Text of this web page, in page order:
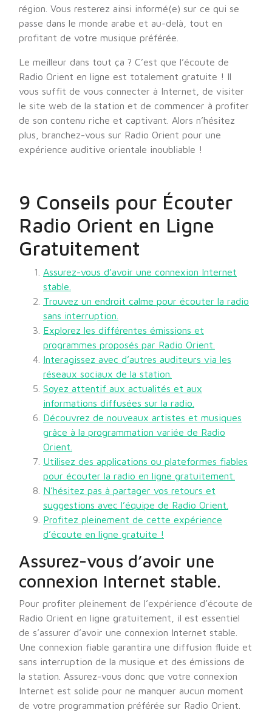
région. Vous resterez ainsi informé(e) sur ce qui se
passe dans le monde arabe et au-delà, tout en
profitant de votre musique préférée.
Le meilleur dans tout ça ? C’est que l’écoute de
Radio Orient en ligne est totalement gratuite ! Il
vous suffit de vous connecter à Internet, de visiter
le site web de la station et de commencer à profiter
de son contenu riche et captivant. Alors n’hésitez
plus, branchez-vous sur Radio Orient pour une
expérience auditive orientale inoubliable !
9 Conseils pour Écouter
Radio Orient en Ligne
Gratuitement
Assurez-vous d’avoir une connexion Internet
stable.
Trouvez un endroit calme pour écouter la radio
sans interruption.
Explorez les différentes émissions et
programmes proposés par Radio Orient.
Interagissez avec d’autres auditeurs via les
réseaux sociaux de la station.
Soyez attentif aux actualités et aux
informations diffusées sur la radio.
Découvrez de nouveaux artistes et musiques
grâce à la programmation variée de Radio
Orient.
Utilisez des applications ou plateformes fiables
pour écouter la radio en ligne gratuitement.
N’hésitez pas à partager vos retours et
suggestions avec l’équipe de Radio Orient.
Profitez pleinement de cette expérience
d’écoute en ligne gratuite !
Assurez-vous d’avoir une
connexion Internet stable.
Pour profiter pleinement de l’expérience d’écoute de
Radio Orient en ligne gratuitement, il est essentiel
de s’assurer d’avoir une connexion Internet stable.
Une connexion fiable garantira une diffusion fluide et
sans interruption de la musique et des émissions de
la station. Assurez-vous donc que votre connexion
Internet est solide pour ne manquer aucun moment
de votre programmation préférée sur Radio Orient.